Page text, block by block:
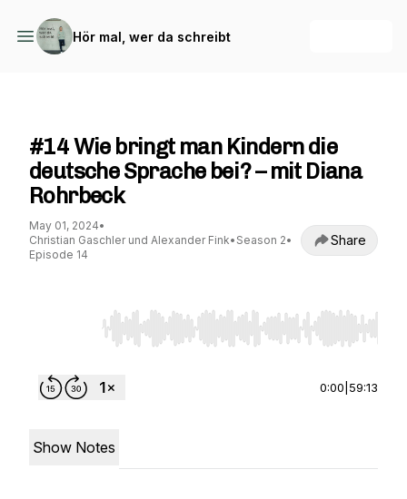
Hör mal, wer da schreibt
#14 Wie bringt man Kindern die
deutsche Sprache bei? – mit Diana
Rohrbeck
May 01, 2024•
Christian Gaschler und Alexander Fink• Season 2•
Episode 14
Share
Use Left/Right to seek, Home/End to jump to
0:00 59:13
Show Notes